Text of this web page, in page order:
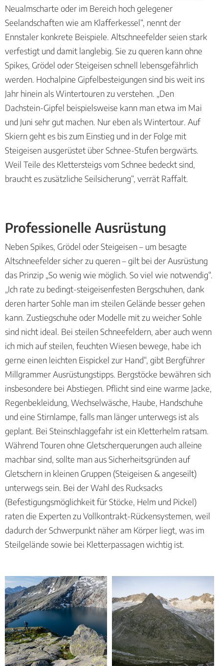
Neualmscharte oder im Bereich hoch gelegener
Seelandschaften wie am Klafferkessel“, nennt der
Ennstaler konkrete Beispiele. Altschneefelder seien stark
verfestigt und damit langlebig. Sie zu queren kann ohne
Spikes, Grödel oder Steigeisen schnell lebensgefährlich
werden. Hochalpine Gipfelbesteigungen sind bis weit ins
Jahr hinein als Wintertouren zu verstehen. „Den
Dachstein-Gipfel beispielsweise kann man etwa im Mai
und Juni sehr gut machen. Nur eben als Wintertour. Auf
Skiern geht es bis zum Einstieg und in der Folge mit
Steigeisen ausgerüstet über Schnee-Stufen bergwärts.
Weil Teile des Klettersteigs vom Schnee bedeckt sind,
braucht es zusätzliche Seilsicherung“, verrät Raffalt.
Professionelle Ausrüstung
Neben Spikes, Grödel oder Steigeisen – um besagte
Altschneefelder sicher zu queren – gilt bei der Ausrüstung
das Prinzip „So wenig wie möglich. So viel wie notwendig“.
„Ich rate zu bedingt-steigeisenfesten Bergschuhen, dank
deren harter Sohle man im steilen Gelände besser gehen
kann. Zustiegschuhe oder Modelle mit zu weicher Sohle
sind nicht ideal. Bei steilen Schneefeldern, aber auch wenn
ich mich auf steilen, feuchten Wiesen bewege, habe ich
gerne einen leichten Eispickel zur Hand“, gibt Bergführer
Millgrammer Ausrüstungstipps. Bergstöcke bewähren sich
insbesondere bei Abstiegen. Pflicht sind eine warme Jacke,
Regenbekleidung, Wechselwäsche, Haube, Handschuhe
und eine Stirnlampe, falls man länger unterwegs ist als
geplant. Bei Steinschlaggefahr ist ein Kletterhelm ratsam.
Während Touren ohne Gletscherquerungen auch alleine
machbar sind, sollte man aus Sicherheitsgründen auf
Gletschern in kleinen Gruppen (Steigeisen & angeseilt)
unterwegs sein. Bei der Wahl des Rucksacks
(Befestigungsmöglichkeit für Stöcke, Helm und Pickel)
raten die Experten zu Vollkontrakt-Rückensystemen, weil
dadurch der Schwerpunkt näher am Körper liegt, was im
Steilgelände sowie bei Kletterpassagen wichtig ist.